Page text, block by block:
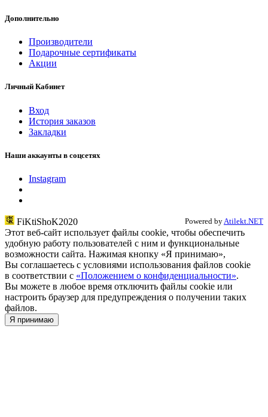
Дополнительно
Производители
Подарочные сертификаты
Акции
Личный Кабинет
Вход
История заказов
Закладки
Наши аккаунты в соцсетях
Instagram
FiKtiShoK2020 Powered by Atilekt.NET
Этот веб-сайт использует файлы cookie, чтобы обеспечить
удобную работу пользователей с ним и функциональные
возможности сайта. Нажимая кнопку «Я принимаю»,
Вы соглашаетесь с условиями использования файлов cookie
в соответствии c «Положением о конфиденциальности».
Вы можете в любое время отключить файлы cookie или
настроить браузер для предупреждения о получении таких
файлов.
Я принимаю